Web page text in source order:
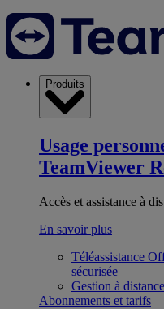
Produits
Usage
TeamViewer
Accès et assistance à
En savoir plus
Téléassistance
sécurisée
Gestion à distance
Abonnements et tarifs